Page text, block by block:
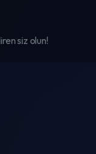
siz olun!